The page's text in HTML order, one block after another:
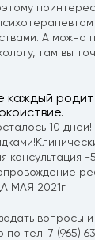
А можно
там вы
каждый
10
консультация -
МАЯ 2021г.
вопросы и
по тел. 7 (965)